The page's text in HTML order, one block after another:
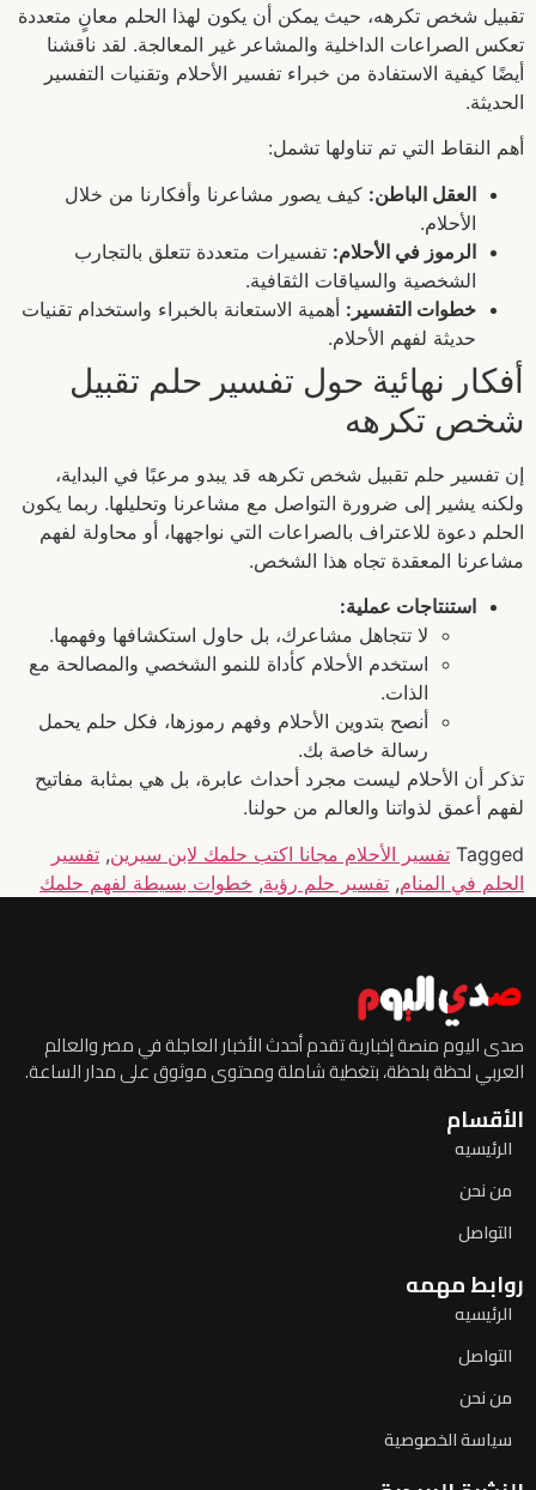
تقبيل شخص تكرهه، حيث يمكن أن يكون لهذا الحلم معانٍ متعددة
تعكس الصراعات الداخلية والمشاعر غير المعالجة. لقد ناقشنا
أيضًا كيفية الاستفادة من خبراء تفسير الأحلام وتقنيات التفسير
الحديثة.
أهم النقاط التي تم تناولها تشمل:
العقل الباطن: كيف يصور مشاعرنا وأفكارنا من خلال
الأحلام.
الرموز في الأحلام: تفسيرات متعددة تتعلق بالتجارب
الشخصية والسياقات الثقافية.
خطوات التفسير: أهمية الاستعانة بالخبراء واستخدام تقنيات
حديثة لفهم الأحلام.
أفكار نهائية حول تفسير حلم تقبيل
شخص تكرهه
إن تفسير حلم تقبيل شخص تكرهه قد يبدو مرعبًا في البداية،
ولكنه يشير إلى ضرورة التواصل مع مشاعرنا وتحليلها. ربما يكون
الحلم دعوة للاعتراف بالصراعات التي نواجهها، أو محاولة لفهم
مشاعرنا المعقدة تجاه هذا الشخص.
استنتاجات عملية:
لا تتجاهل مشاعرك، بل حاول استكشافها وفهمها.
استخدم الأحلام كأداة للنمو الشخصي والمصالحة مع
الذات.
أنصح بتدوين الأحلام وفهم رموزها، فكل حلم يحمل
رسالة خاصة بك.
تذكر أن الأحلام ليست مجرد أحداث عابرة، بل هي بمثابة مفاتيح
لفهم أعمق لذواتنا والعالم من حولنا.
Tagged تفسير الأحلام مجانا اكتب حلمك لابن سيرين, تفسير
الحلم في المنام, تفسير حلم رؤية, خطوات بسيطة لفهم حلمك
صدى اليوم منصة إخبارية تقدم أحدث الأخبار العاجلة في مصر والعالم
العربي لحظة بلحظة، بتغطية شاملة ومحتوى موثوق على مدار الساعة.
الأقسام
الرئيسيه
من نحن
التواصل
روابط مهمه
الرئيسيه
التواصل
من نحن
سياسة الخصوصية